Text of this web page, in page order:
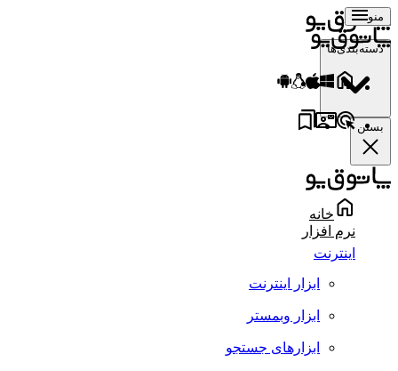
منو
دسته‌بندی‌ها
بستن
خانه
نرم افزار
اینترنت
ابزار اینترنت
ابزار وبمستر
ابزارهای جستجو